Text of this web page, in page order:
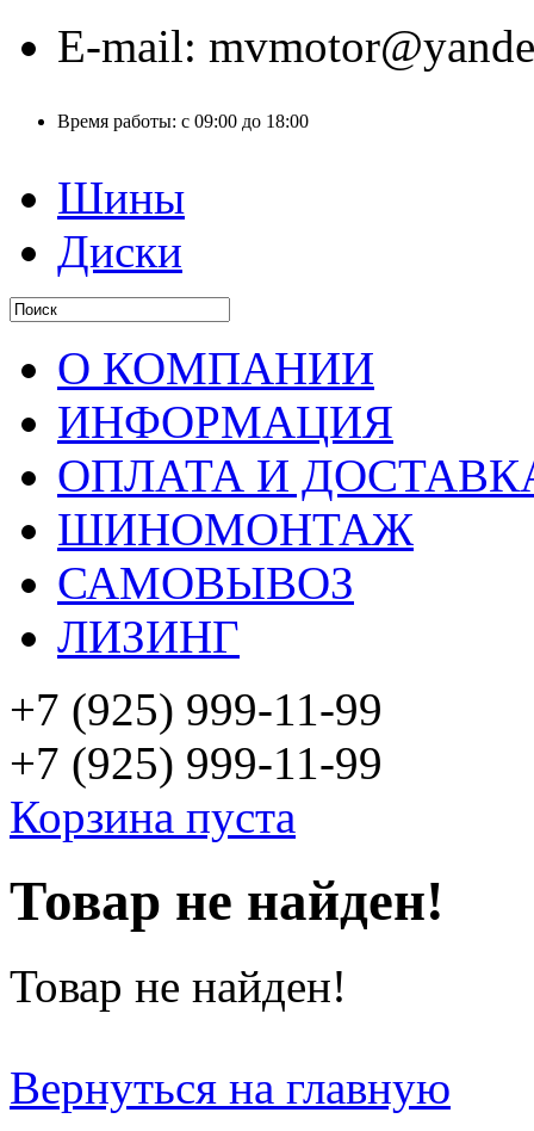
E-mail:
Время работы: с 09:00 до 18:00
Шины
Диски
О КОМПАНИИ
ИНФОРМАЦИЯ
ОПЛАТА И
ШИНОМОНТАЖ
САМОВЫВОЗ
ЛИЗИНГ
+7 (925) 999-11-99
+7 (925) 999-11-99
Корзина пуста
Товар не найден!
Товар не найден!
Вернуться на главную